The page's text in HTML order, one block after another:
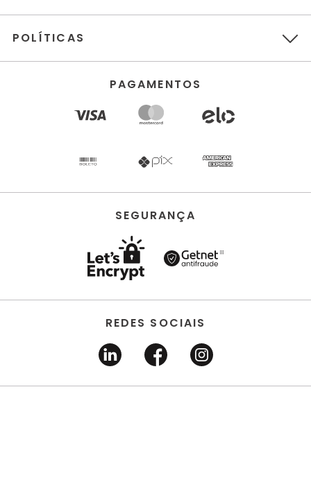
POLÍTICAS
PAGAMENTOS
SEGURANÇA
REDES SOCIAIS